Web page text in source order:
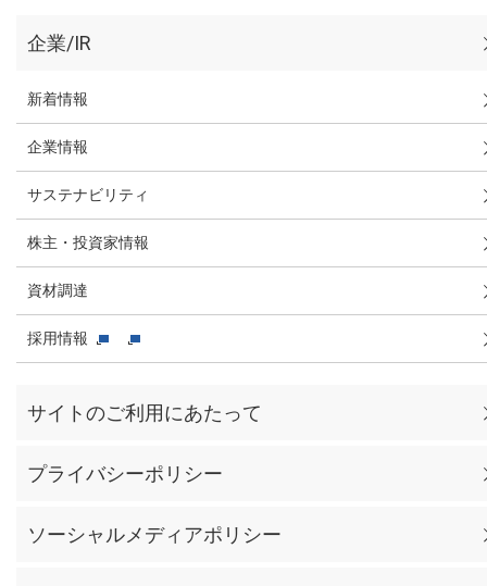
企業/IR
新着情報
企業情報
サステナビリティ
株主・投資家情報
資材調達
採用情報
サイトのご利用にあたって
プライバシーポリシー
ソーシャルメディアポリシー